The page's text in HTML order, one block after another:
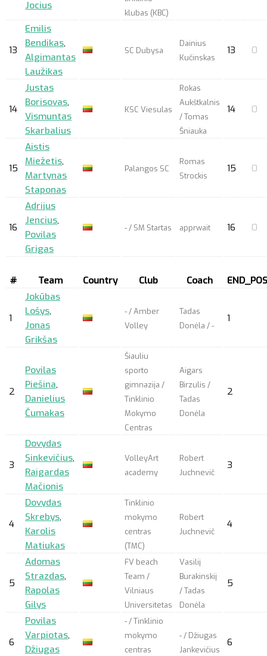
Jocius
klubas (KBC)
13
Emilis
Bendikas,
Algimantas
Laužikas
SC Dubysa
Dainius
Kučinskas
13 0
14
Justas
Borisovas,
Vismuntas
Skarbalius
KSC Viesulas
Rokas
Aukštkalnis
/ Tomas
Šniauka
14 0
15
Aistis
Miežetis,
Martynas
Staponas
Palangos SC
Romas
Strockis
15 0
16
Adrijus
Jencius,
Povilas
Grigas
- / SM Startas apprwait 16 0
# Team Country Club Coach
1
Jokūbas
Lošys,
Jonas
Grikšas
- / Amber
Volley
Tadas
Donėla / -
1
2
Povilas
Piešina,
Danielius
Čumakas
Šiauliu
sporto
gimnazija /
Tinklinio
Mokymo
Centras
Aigars
Birzulis /
Tadas
Donėla
2
3
Dovydas
Sinkevičius,
Raigardas
Mačionis
VolleyArt
academy
Robert
Juchnevič
3
4
Dovydas
Skrebys,
Karolis
Matiukas
Tinklinio
mokymo
centras
(TMC)
Robert
Juchnevič
4
5
Adomas
Strazdas,
Rapolas
Gilys
FV beach
Team /
Vilniaus
Universitetas
Vasilij
Burakinskij
/ Tadas
Donėla
5
6
Povilas
Varpiotas,
Džiugas
- / Tinklinio
mokymo
centras
- / Džiugas
Jankevičius
6